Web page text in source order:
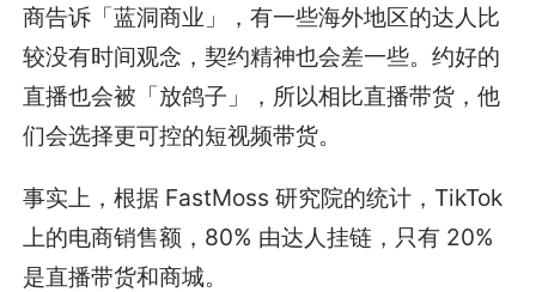
商告诉「蓝洞商业」，有一些海外地区的达人比
较没有时间观念，契约精神也会差一些。约好的
直播也会被「放鸽子」，所以相比直播带货，他
们会选择更可控的短视频带货。
事实上，根据 FastMoss 研究院的统计，TikTok
上的电商销售额，80% 由达人挂链，只有 20%
是直播带货和商城。